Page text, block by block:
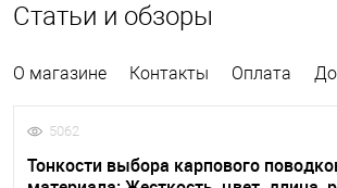
Статьи и обзоры
О магазине Контакты Оплата
5062
Тонкости выбора карпового